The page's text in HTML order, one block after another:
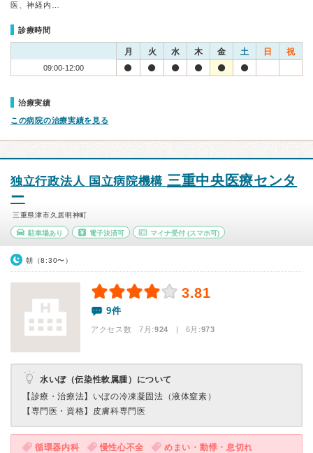
医、神経内…
診療時間
月 火 水 木 金 土 日 祝
09:00-12:00
治療実績
この病院の治療実績を見る
独立行政法人 国立病院機構 三重中央医療センタ
ー
三重県津市久居明神町
駐車場あり 電子決済可 マイナ受付 (スマホ可)
朝（8:30〜）
3.81
9件
アクセス数 7月:924 | 6月:973
水いぼ（伝染性軟属腫）について
【診療・治療法】 いぼの冷凍凝固法（液体窒素）
【専門医・資格】 皮膚科専門医
循環器内科 慢性心不全
めまい・動悸・息切れ